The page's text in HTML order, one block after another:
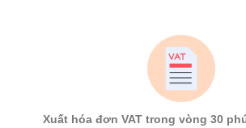
Xuất hóa đơn VAT trong vòng 30